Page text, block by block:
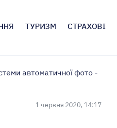
ТУРИЗМ СТРАХОВІ
автоматичної фото -
1 червня 2020, 14:17